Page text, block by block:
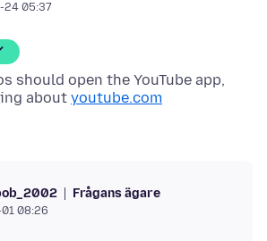
24 05:37
should open the YouTube app,
about youtube.com
Frågans ägare
08:26